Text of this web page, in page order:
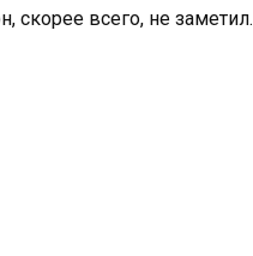
скорее всего, не заметил.